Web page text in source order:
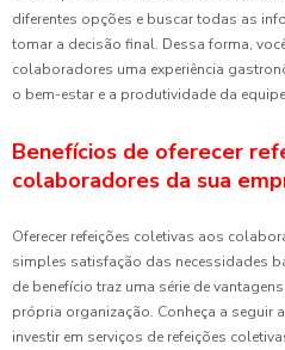
diferentes opções e buscar todas as
tomar a decisão final. Dessa forma,
colaboradores uma experiência
o bem-estar e a produtividade da
Benefícios de oferecer
colaboradores da sua
Oferecer refeições coletivas aos
simples satisfação das necessidades
de benefício traz uma série de
própria organização. Conheça a
investir em serviços de refeições